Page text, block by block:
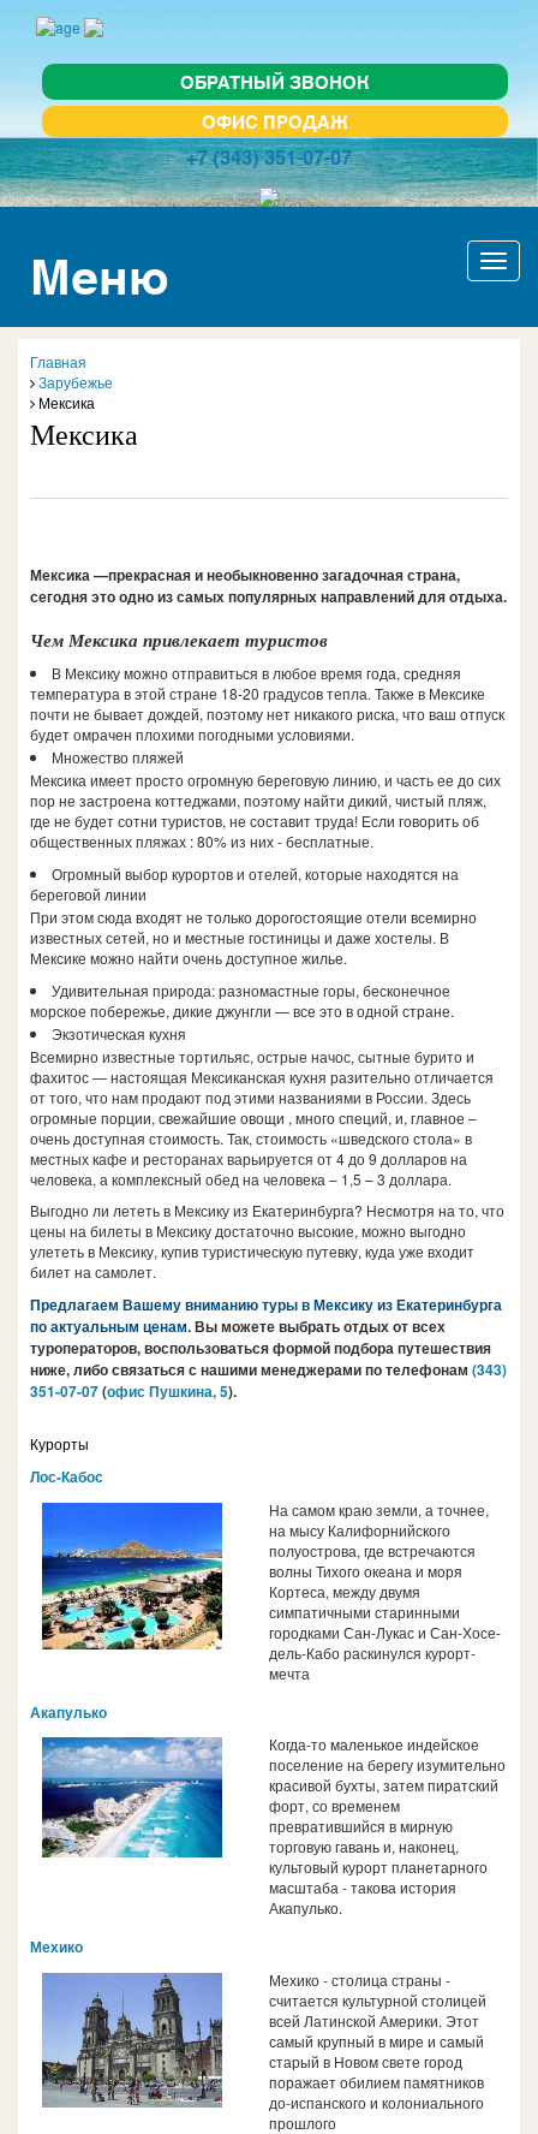
ОБРАТНЫЙ ЗВОНОК
ОФИС ПРОДАЖ
+7 (343) 351-07-07
Меню
Главная
Зарубежье
Мексика
Мексика
Мексика —прекрасная и необыкновенно загадочная страна,
сегодня это одно из самых популярных направлений для отдыха.
Чем Мексика привлекает туристов
В Мексику можно отправиться в любое время года, средняя
температура в этой стране 18-20 градусов тепла. Также в Мексике
почти не бывает дождей, поэтому нет никакого риска, что ваш отпуск
будет омрачен плохими погодными условиями.
Множество пляжей
Мексика имеет просто огромную береговую линию, и часть ее до сих
пор не застроена коттеджами, поэтому найти дикий, чистый пляж,
где не будет сотни туристов, не составит труда! Если говорить об
общественных пляжах : 80% из них - бесплатные.
Огромный выбор курортов и отелей, которые находятся на
береговой линии
При этом сюда входят не только дорогостоящие отели всемирно
известных сетей, но и местные гостиницы и даже хостелы. В
Мексике можно найти очень доступное жилье.
Удивительная природа: разномастные горы, бесконечное
морское побережье, дикие джунгли — все это в одной стране.
Экзотическая кухня
Всемирно известные тортильяс, острые начос, сытные бурито и
фахитос — настоящая Мексиканская кухня разительно отличается
от того, что нам продают под этими названиями в России. Здесь
огромные порции, свежайшие овощи , много специй, и, главное –
очень доступная стоимость. Так, стоимость «шведского стола» в
местных кафе и ресторанах варьируется от 4 до 9 долларов на
человека, а комплексный обед на человека – 1,5 – 3 доллара.
Выгодно ли лететь в Мексику из Екатеринбурга? Несмотря на то, что
цены на билеты в Мексику достаточно высокие, можно выгодно
улететь в Мексику, купив туристическую путевку, куда уже входит
билет на самолет.
Предлагаем Вашему вниманию туры в Мексику из Екатеринбурга
по актуальным ценам.Вы можете выбрать отдых от всех
туроператоров, воспользоваться формой подбора путешествия
ниже, либо связаться с нашими менеджерами по телефонам (343)
351-07-07(офис Пушкина, 5).
Курорты
Лос-Кабос
На самом краю земли, а точнее,
на мысу Калифорнийского
полуострова, где встречаются
волны Тихого океана и моря
Кортеса, между двумя
симпатичными старинными
городками Сан-Лукас и Сан-Хосе-
дель-Кабо раскинулся курорт-
мечта
Акапулько
Когда-то маленькое индейское
поселение на берегу изумительно
красивой бухты, затем пиратский
форт, со временем
превратившийся в мирную
торговую гавань и, наконец,
культовый курорт планетарного
масштаба - такова история
Акапулько.
Мехико
Мехико - столица страны -
считается культурной столицей
всей Латинской Америки. Этот
самый крупный в мире и самый
старый в Новом свете город
поражает обилием памятников
до-испанского и колониального
прошлого